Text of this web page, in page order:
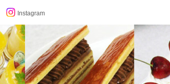
Instagram